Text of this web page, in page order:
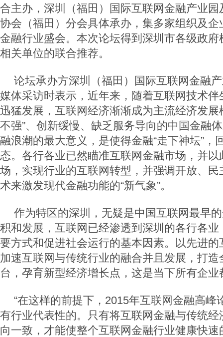
合主办，深圳（福田）国际互联网金融产业
协会（福田）分会具体承办，集多家组织及
金融行业盛会。本次论坛得到深圳市各级政
相关单位的联合推荐。
论坛承办方深圳（福田）国际互联网金融
媒体采访时表示，近年来，随着互联网技术
迅猛发展，互联网经济渐渐成为主流经济发展
不强”、创新缓慢、缺乏服务导向的中国金融
融浪潮的最大意义，是使得金融“走下神坛”，
态。各行各业已然瞄准互联网金融市场，并
场，实现行业的互联网转型，并强调开放、
术来激发现代金融功能的“新气象”。
作为特区的深圳，无疑是中国互联网最早
积和发展，互联网已经渗透到深圳的各行各
要方式和促进社会运行的基本因素。以先进
加速互联网与传统行业的融合并且发展，打
台，孕育新型经济增长点，这是当下所有企
“在这样的前提下，2015年互联网金融高峰
有行业代表性的。只有将互联网金融与传统
向一致，才能使整个互联网金融行业健康快